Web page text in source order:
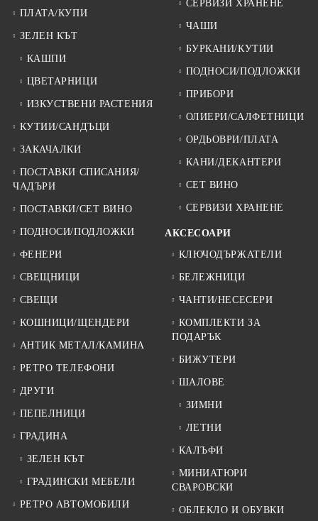
ПЛАТА/КУПИ
ЗЕЛЕН КЪТ
КАШПИ
ЦВЕТАРНИЦИ
ИЗКУСТВЕНИ РАСТЕНИЯ
КУТИИ/САНДЪЦИ
ЗАКАЧАЛКИ
ПОСТАВКИ СПИСАНИЯ/
ЧАДЪРИ
ПОСТАВКИ/СЕТ ВИНО
ПОДНОСИ/ПОДЛОЖКИ
ФЕНЕРИ
СВЕЩНИЦИ
СВЕЩИ
КОШНИЦИ/ЩЕНДЕРИ
АНТИК МЕТАЛ/КАМИНА
РЕТРО ТЕЛЕФОНИ
ДРУГИ
ПЕПЕЛНИЦИ
ГРАДИНА
ЗЕЛЕН КЪТ
ГРАДИНСКИ МЕБЕЛИ
РЕТРО АВТОМОБИЛИ
СЕРВИЗИ ХРАНЕНЕ
ЧАШИ
БУРКАНИ/КУТИИ
ПОДНОСИ/ПОДЛОЖКИ
ПРИБОРИ
ОЛИЕРИ/САЛФЕТНИЦИ
ОРДЬОВРИ/ПЛАТА
КАНИ/ДЕКАНТЕРИ
СЕТ ВИНО
СЕРВИЗИ ХРАНЕНЕ
АКСЕСОАРИ
КЛЮЧОДЪРЖАТЕЛИ
БЕЛЕЖНИЦИ
ЧАНТИ/НЕСЕСЕРИ
КОМПЛЕКТИ ЗА
ПОДАРЪК
БИЖУТЕРИ
ШАЛОВЕ
ЗИМНИ
ЛЕТНИ
КАЛЪФИ
МИНИАТЮРИ
СВАРОВСКИ
ОБЛЕКЛО И ОБУВКИ